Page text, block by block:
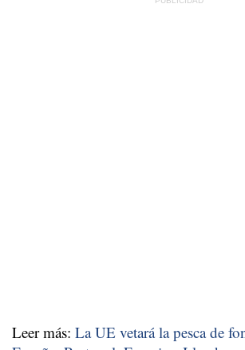
Leer más: La UE vetará la pesca de